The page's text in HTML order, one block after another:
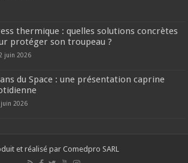
thermique : quelles solutions concrètes
protéger son troupeau ?
juin 2026
du Space : une présentation caprine
juin 2026
et réalisé par Comedpro SARL